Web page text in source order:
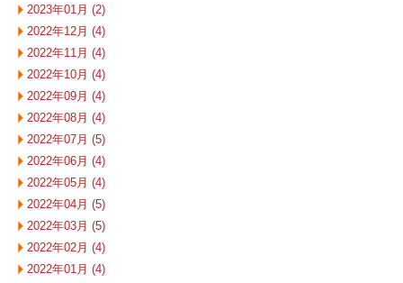
2023年01月 (2)
2022年12月 (4)
2022年11月 (4)
2022年10月 (4)
2022年09月 (4)
2022年08月 (4)
2022年07月 (5)
2022年06月 (4)
2022年05月 (4)
2022年04月 (5)
2022年03月 (5)
2022年02月 (4)
2022年01月 (4)